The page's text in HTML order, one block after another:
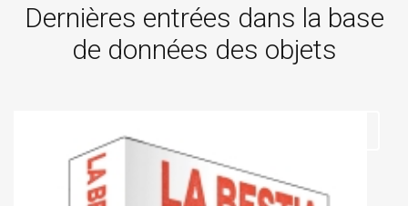
Dernières entrées dans la base
de données des objets